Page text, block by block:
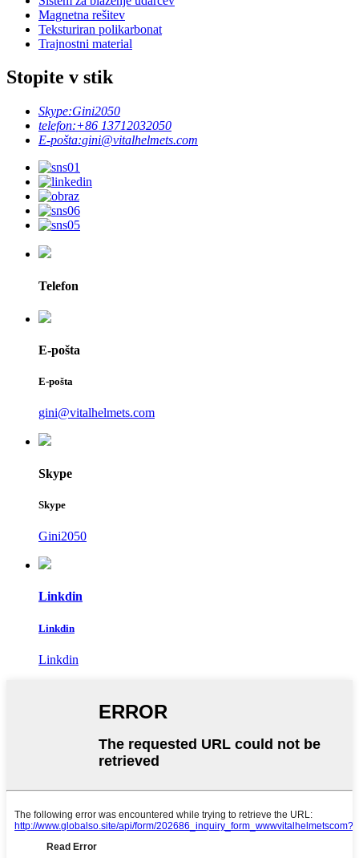
Magnetna rešitev
Teksturiran polikarbonat
Trajnostni material
Stopite v stik
Skype:Gini2050
telefon:+86 13712032050
E-pošta:gini@vitalhelmets.com
Telefon
E-pošta
E-pošta
gini@vitalhelmets.com
Skype
Skype
Gini2050
Linkdin
Linkdin
Linkdin